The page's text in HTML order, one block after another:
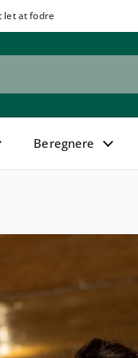
let at fodre
Beregnere